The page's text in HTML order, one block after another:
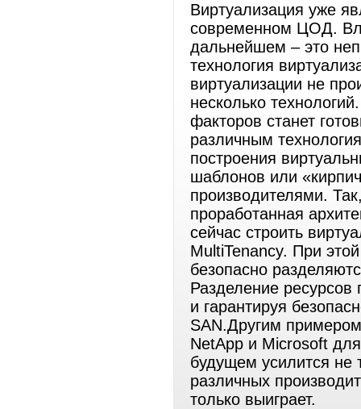
Виртуализация уже
современном ЦОД.
дальнейшем – это
технология
виртуализации не
несколько
факторов станет
различным
построения
шаблонов или
производителями.
проработанная
сейчас строить
MultiTenancy. При
безопасно
Разделение ресурсов
и гарантируя
SAN.Другим
NetApp и Microsoft
будущем усилится не
различных
только выиграет.